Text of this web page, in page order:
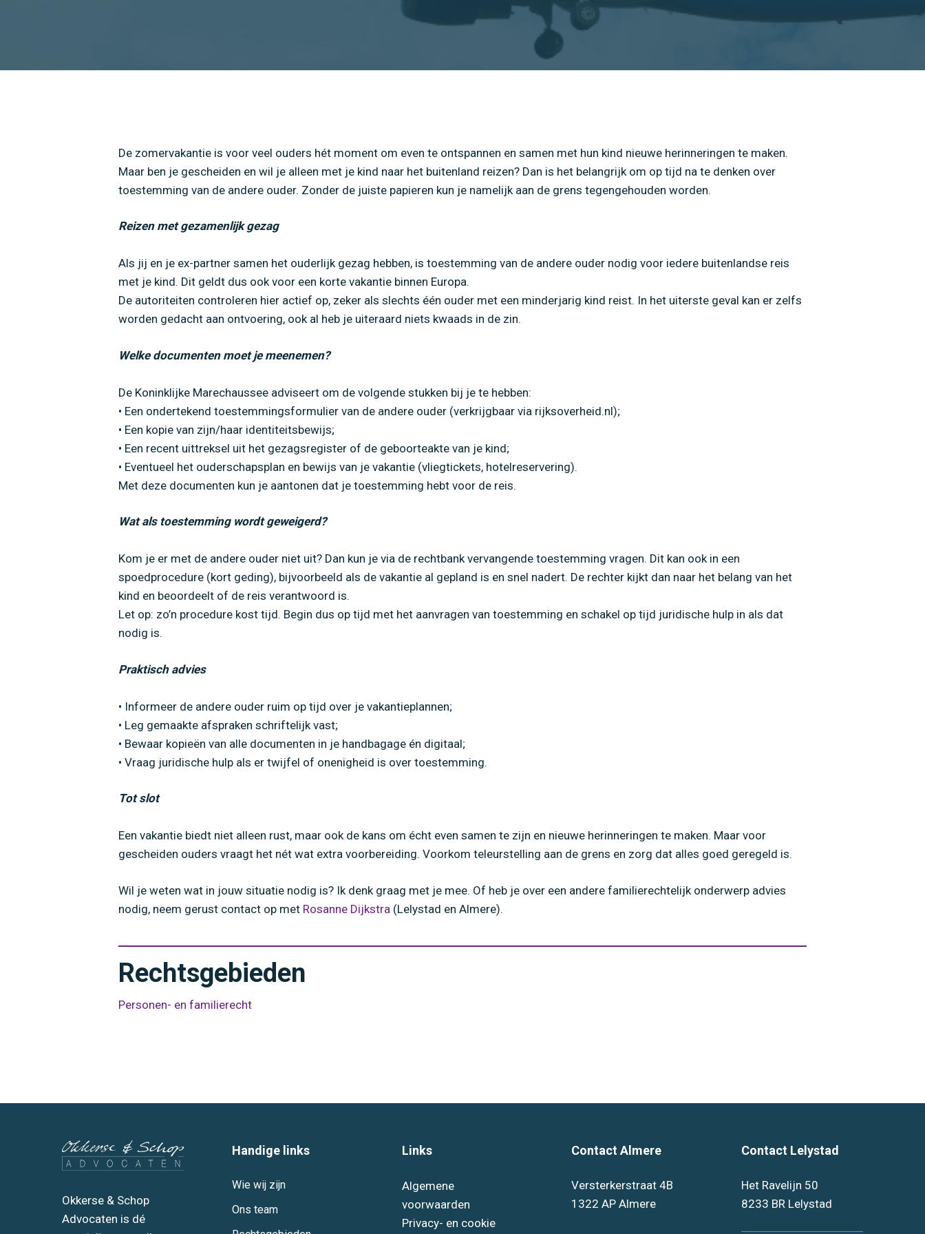
De zomervakantie is voor veel ouders hét moment om even te ontspannen en samen met hun kind nieuwe herinneringen te maken.
Maar ben je gescheiden en wil je alleen met je kind naar het buitenland reizen? Dan is het belangrijk om op tijd na te denken over
toestemming van de andere ouder. Zonder de juiste papieren kun je namelijk aan de grens tegengehouden worden.
Reizen met gezamenlijk gezag
Als jij en je ex-partner samen het ouderlijk gezag hebben, is toestemming van de andere ouder nodig voor iedere buitenlandse reis
met je kind. Dit geldt dus ook voor een korte vakantie binnen Europa.
De autoriteiten controleren hier actief op, zeker als slechts één ouder met een minderjarig kind reist. In het uiterste geval kan er zelfs
worden gedacht aan ontvoering, ook al heb je uiteraard niets kwaads in de zin.
Welke documenten moet je meenemen?
De Koninklijke Marechaussee adviseert om de volgende stukken bij je te hebben:
• Een ondertekend toestemmingsformulier van de andere ouder (verkrijgbaar via rijksoverheid.nl);
• Een kopie van zijn/haar identiteitsbewijs;
• Een recent uittreksel uit het gezagsregister of de geboorteakte van je kind;
• Eventueel het ouderschapsplan en bewijs van je vakantie (vliegtickets, hotelreservering).
Met deze documenten kun je aantonen dat je toestemming hebt voor de reis.
Wat als toestemming wordt geweigerd?
Kom je er met de andere ouder niet uit? Dan kun je via de rechtbank vervangende toestemming vragen. Dit kan ook in een
spoedprocedure (kort geding), bijvoorbeeld als de vakantie al gepland is en snel nadert. De rechter kijkt dan naar het belang van het
kind en beoordeelt of de reis verantwoord is.
Let op: zo’n procedure kost tijd. Begin dus op tijd met het aanvragen van toestemming en schakel op tijd juridische hulp in als dat
nodig is.
Praktisch advies
• Informeer de andere ouder ruim op tijd over je vakantieplannen;
• Leg gemaakte afspraken schriftelijk vast;
• Bewaar kopieën van alle documenten in je handbagage én digitaal;
• Vraag juridische hulp als er twijfel of onenigheid is over toestemming.
Tot slot
Een vakantie biedt niet alleen rust, maar ook de kans om écht even samen te zijn en nieuwe herinneringen te maken. Maar voor
gescheiden ouders vraagt het nét wat extra voorbereiding. Voorkom teleurstelling aan de grens en zorg dat alles goed geregeld is.
Wil je weten wat in jouw situatie nodig is? Ik denk graag met je mee. Of heb je over een andere familierechtelijk onderwerp advies
nodig, neem gerust contact op met Rosanne Dijkstra (Lelystad en Almere).
Rechtsgebieden
Personen- en familierecht
Okkerse & Schop
Advocaten is dé
Handige links
Wie wij zijn
Ons team
Links
Algemene
voorwaarden
Privacy- en cookie
Contact Almere
Versterkerstraat 4B
1322 AP Almere
Contact Lelystad
Het Ravelijn 50
8233 BR Lelystad